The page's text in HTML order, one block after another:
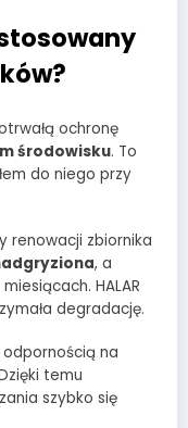
ochronę
środowisku. To
do niego przy
renowacji zbiornika
, a
HALAR
degradację.
na
temu
szybko się